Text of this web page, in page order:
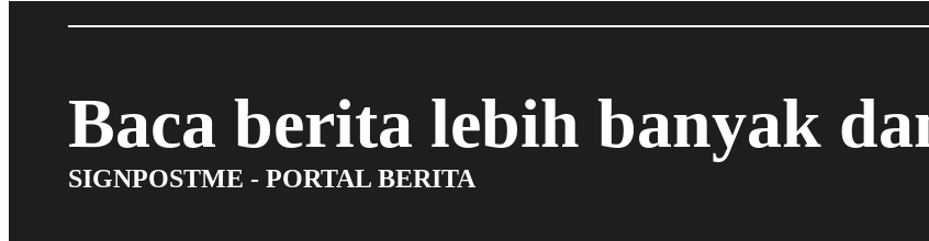
Baca berita lebih banyak
SIGNPOSTME - PORTAL BERITA